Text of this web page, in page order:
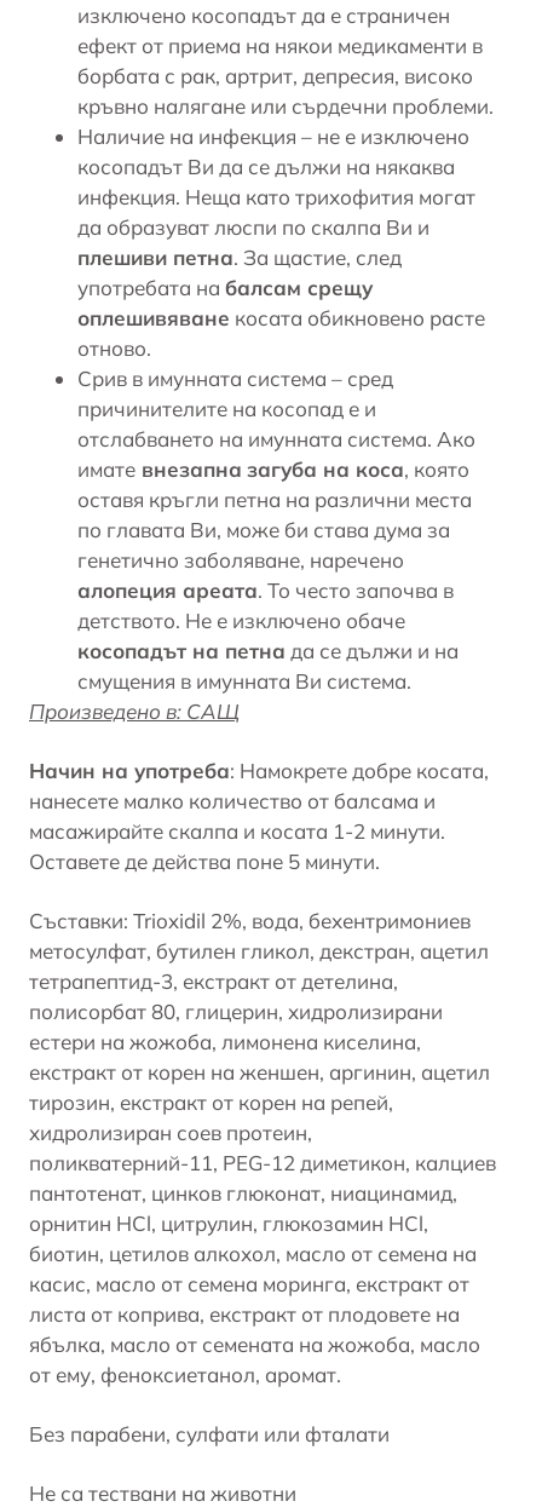
изключено косопадът да е страничен
ефект от приема на някои медикаменти в
борбата с рак, артрит, депресия, високо
кръвно налягане или сърдечни проблеми.
Наличие на инфекция – не е изключено
косопадът Ви да се дължи на някаква
инфекция. Неща като трихофития могат
да образуват люспи по скалпа Ви и
плешиви петна. За щастие, след
употребата на балсам срещу
оплешивяване косата обикновено расте
отново.
Срив в имунната система – сред
причинителите на косопад е и
отслабването на имунната система. Ако
имате внезапна загуба на коса, която
оставя кръгли петна на различни места
по главата Ви, може би става дума за
генетично заболяване, наречено
алопеция ареата. То често започва в
детството. Не е изключено обаче
косопадът на петна да се дължи и на
смущения в имунната Ви система.
Произведено в: САЩ
Начин на употреба: Намокрете добре косата,
нанесете малко количество от балсама и
масажирайте скалпа и косата 1-2 минути.
Оставете де действа поне 5 минути.
Съставки: Trioxidil 2%, вода, бехентримониев
метосулфат, бутилен гликол, декстран, ацетил
тетрапептид-3, екстракт от детелина,
полисорбат 80, глицерин, хидролизирани
естери на жожоба, лимонена киселина,
екстракт от корен на женшен, аргинин, ацетил
тирозин, екстракт от корен на репей,
хидролизиран соев протеин,
поликватерний-11, PEG-12 диметикон, калциев
пантотенат, цинков глюконат, ниацинамид,
орнитин HCl, цитрулин, глюкозамин HCl,
биотин, цетилов алкохол, масло от семена на
касис, масло от семена моринга, екстракт от
листа от коприва, екстракт от плодовете на
ябълка, масло от семената на жожоба, масло
от ему, феноксиетанол, аромат.
Без парабени, сулфати или фталати
Не са тествани на животни